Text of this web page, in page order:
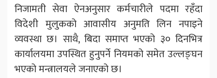
निजामती सेवा ऐनअनुसार कर्मचारीले पदमा रहँदा
विदेशी मुलुकको आवासीय अनुमति लिन नपाइने
व्यवस्था छ। साथै, बिदा समाप्त भएको ३० दिनभित्र
कार्यालयमा उपस्थित हुनुपर्ने नियमको समेत उल्लङ्घन
भएको मन्त्रालयले जनाएको छ।